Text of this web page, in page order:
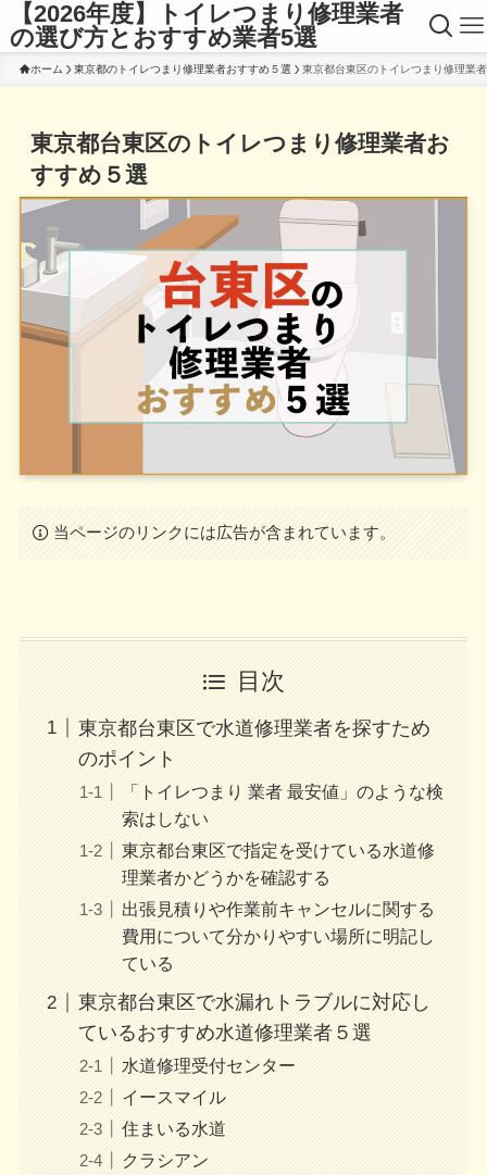
【2026年度】トイレつまり修理業者
の選び方とおすすめ業者5選
ホーム 東京都のトイレつまり修理業者おすすめ５選 東京都台東区のトイレつまり修理業
東京都台東区のトイレつまり修理業者お
すすめ５選
当ページのリンクには広告が含まれています。
目次
東京都台東区で水道修理業者を探すため
のポイント
「トイレつまり 業者 最安値」のような検
索はしない
東京都台東区で指定を受けている水道修
理業者かどうかを確認する
出張見積りや作業前キャンセルに関する
費用について分かりやすい場所に明記し
ている
東京都台東区で水漏れトラブルに対応し
ているおすすめ水道修理業者５選
水道修理受付センター
イースマイル
住まいる水道
クラシアン